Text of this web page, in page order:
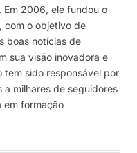
2006, ele fundou o
com o objetivo de
boas notícias de
sua visão inovadora e
tem sido responsável por
a milhares de seguidores
em formação